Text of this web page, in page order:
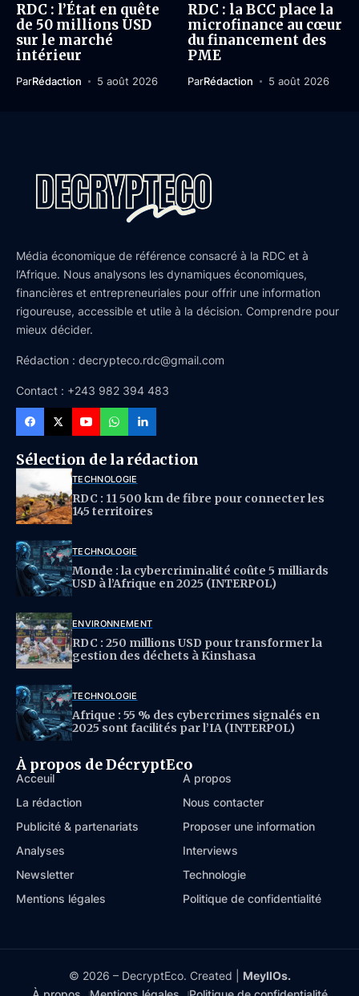
RDC : l’État en quête
de 50 millions USD
sur le marché
intérieur
ParRédaction 5 août 2026
RDC : la BCC place la
microfinance au cœur
du financement des
PME
ParRédaction 5 août 2026
Média économique de référence consacré à la RDC et à
l’Afrique. Nous analysons les dynamiques économiques,
financières et entrepreneuriales pour offrir une information
rigoureuse, accessible et utile à la décision. Comprendre pour
mieux décider.
Rédaction : decrypteco.rdc@gmail.com
Contact : +243 982 394 483
Sélection de la rédaction
TECHNOLOGIE
RDC : 11 500 km de fibre pour connecter les
145 territoires
TECHNOLOGIE
Monde : la cybercriminalité coûte 5 milliards
USD à l’Afrique en 2025 (INTERPOL)
ENVIRONNEMENT
RDC : 250 millions USD pour transformer la
gestion des déchets à Kinshasa
TECHNOLOGIE
Afrique : 55 % des cybercrimes signalés en
2025 sont facilités par l’IA (INTERPOL)
À propos de DécryptEco
Acceuil
À propos
La rédaction
Nous contacter
Publicité & partenariats
Proposer une information
Analyses
Interviews
Newsletter
Technologie
Mentions légales
Politique de confidentialité
© 2026 – DecryptEco. Created | MeyllOs.